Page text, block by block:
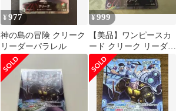
¥977
神の島の冒険 クリーク
リーダーパラレル
¥999
【美品】ワンピースカ
ード クリーク リーダー
パラレル